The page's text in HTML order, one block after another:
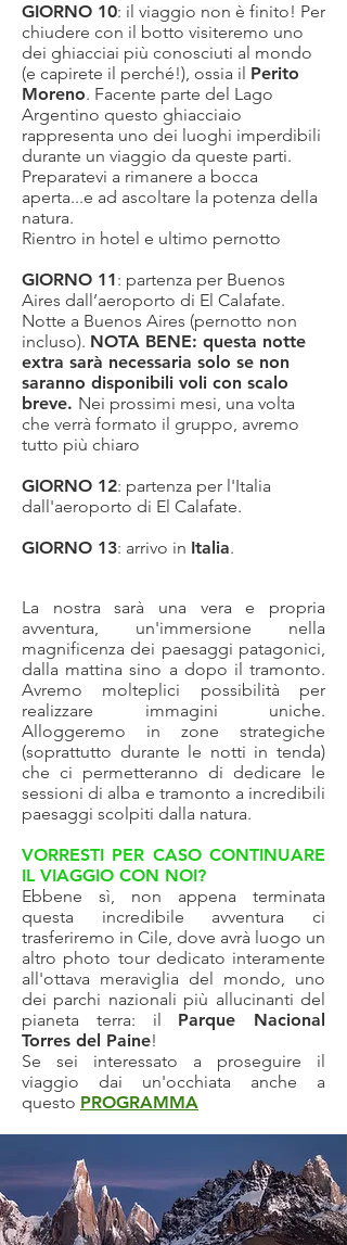
GIORNO 10: il viaggio non è finito! Per
chiudere con il botto visiteremo uno
dei ghiacciai più conosciuti al mondo
(e capirete il perché!), ossia il Perito
Moreno. Facente parte del Lago
Argentino questo ghiacciaio
rappresenta uno dei luoghi imperdibili
durante un viaggio da queste parti.
Preparatevi a rimanere a bocca
aperta...e ad ascoltare la potenza della
natura.
Rientro in hotel e ultimo pernotto
GIORNO 11: partenza per Buenos
Aires dall’aeroporto di El Calafate.
Notte a Buenos Aires (pernotto non
incluso). NOTA BENE: questa notte
extra sarà necessaria solo se non
saranno disponibili voli con scalo
breve. Nei prossimi mesi, una volta
che verrà formato il gruppo, avremo
tutto più chiaro
GIORNO 12: partenza per l'Italia
dall'aeroporto di El Calafate.
GIORNO 13: arrivo in Italia.
La nostra sarà una vera e propria
avventura, un'immersione nella
magnificenza dei paesaggi patagonici,
dalla mattina sino a dopo il tramonto.
Avremo molteplici possibilità per
realizzare immagini uniche.
Alloggeremo in zone strategiche
(soprattutto durante le notti in tenda)
che ci permetteranno di dedicare le
sessioni di alba e tramonto a incredibili
paesaggi scolpiti dalla natura.
VORRESTI PER CASO CONTINUARE
IL VIAGGIO CON NOI?
Ebbene sì, non appena terminata
questa incredibile avventura ci
trasferiremo in Cile, dove avrà luogo un
altro photo tour dedicato interamente
all'ottava meraviglia del mondo, uno
dei parchi nazionali più allucinanti del
pianeta terra: il Parque Nacional
Torres del Paine!
Se sei interessato a proseguire il
viaggio dai un'occhiata anche a
questo PROGRAMMA